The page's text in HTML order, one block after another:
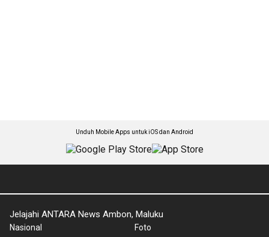
Unduh Mobile Apps untuk iOS dan Android
Jelajahi ANTARA News Ambon, Maluku
Nasional Foto